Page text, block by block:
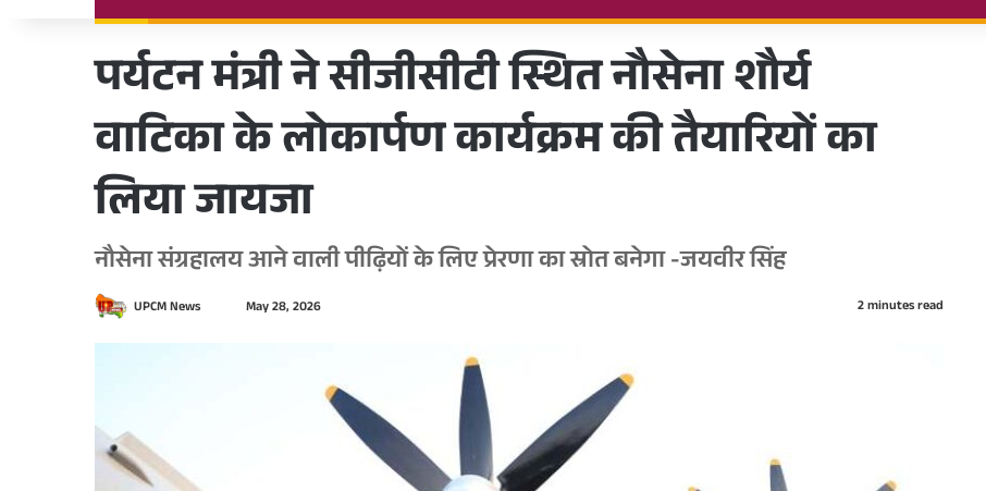
पर्यटन मंत्री ने सीजीसीटी स्थित नौसेना शौर्य
वाटिका के लोकार्पण कार्यक्रम की तैयारियों का
लिया जायजा
नौसेना संग्रहालय आने वाली पीढ़ियों के लिए प्रेरणा का स्रोत बनेगा -जयवीर सिंह
UPCM News May 28, 2026 2 minutes read